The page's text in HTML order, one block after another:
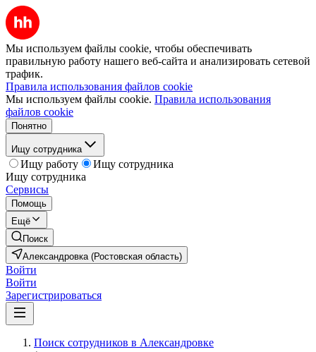
Мы используем файлы cookie, чтобы обеспечивать
правильную работу нашего веб-сайта и анализировать сетевой
трафик.
Правила использования файлов cookie
Мы используем файлы cookie. Правила использования
файлов cookie
Понятно
Ищу сотрудника
Ищу работу
Ищу сотрудника
Ищу сотрудника
Сервисы
Помощь
Ещё
Поиск
Александровка (Ростовская область)
Войти
Войти
Зарегистрироваться
Поиск сотрудников в Александровке